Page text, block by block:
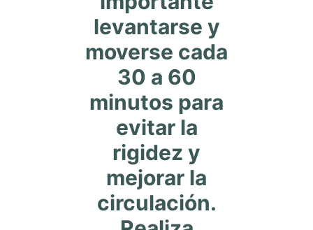
levantarse y
moverse cada
30 a 60
minutos para
evitar la
rigidez y
mejorar la
circulación.